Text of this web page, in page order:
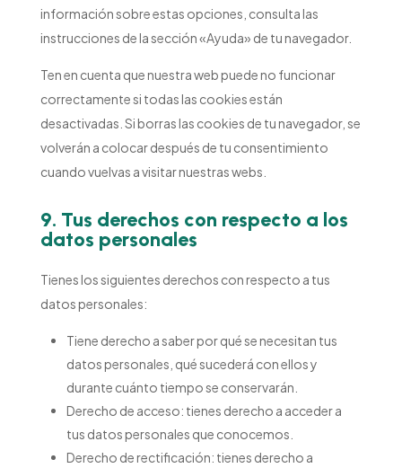
información sobre estas opciones, consulta las
instrucciones de la sección «Ayuda» de tu navegador.
Ten en cuenta que nuestra web puede no funcionar
correctamente si todas las cookies están
desactivadas. Si borras las cookies de tu navegador, se
volverán a colocar después de tu consentimiento
cuando vuelvas a visitar nuestras webs.
9. Tus derechos con respecto a los
datos personales
Tienes los siguientes derechos con respecto a tus
datos personales:
Tiene derecho a saber por qué se necesitan tus
datos personales, qué sucederá con ellos y
durante cuánto tiempo se conservarán.
Derecho de acceso: tienes derecho a acceder a
tus datos personales que conocemos.
Derecho de rectificación: tienes derecho a